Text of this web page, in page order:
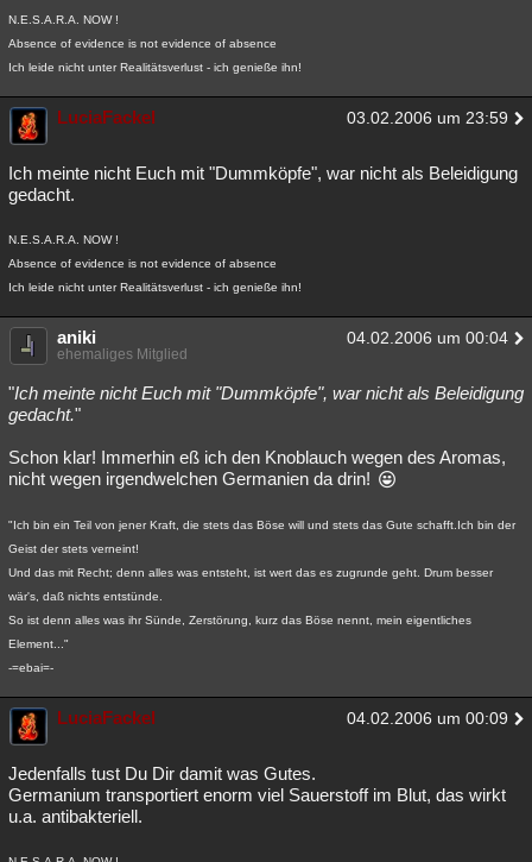
N.E.S.A.R.A. NOW !
Absence of evidence is not evidence of absence
Ich leide nicht unter Realitätsverlust - ich genieße ihn!
LuciaFackel 03.02.2006 um 23:59
Ich meinte nicht Euch mit "Dummköpfe", war nicht als Beleidigung
gedacht.
N.E.S.A.R.A. NOW !
Absence of evidence is not evidence of absence
Ich leide nicht unter Realitätsverlust - ich genieße ihn!
aniki 04.02.2006 um 00:04
ehemaliges Mitglied
"Ich meinte nicht Euch mit "Dummköpfe", war nicht als Beleidigung
gedacht."
Schon klar! Immerhin eß ich den Knoblauch wegen des Aromas,
nicht wegen irgendwelchen Germanien da drin!
"Ich bin ein Teil von jener Kraft, die stets das Böse will und stets das Gute schafft.Ich bin der
Geist der stets verneint!
Und das mit Recht; denn alles was entsteht, ist wert das es zugrunde geht. Drum besser
wär's, daß nichts entstünde.
So ist denn alles was ihr Sünde, Zerstörung, kurz das Böse nennt, mein eigentliches
Element..."
-=ebai=-
LuciaFackel 04.02.2006 um 00:09
Jedenfalls tust Du Dir damit was Gutes.
Germanium transportiert enorm viel Sauerstoff im Blut, das wirkt
u.a. antibakteriell.